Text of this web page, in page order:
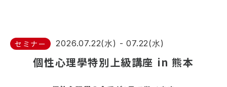
セミナー 2026.07.22(水) - 07.22(水)
個性心理學特別上級講座 in 熊本